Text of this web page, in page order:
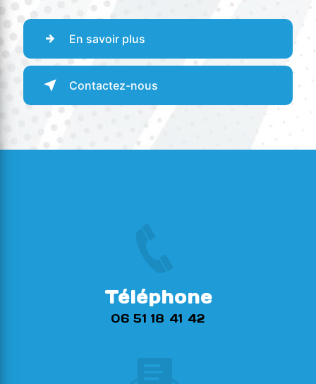
En savoir plus
Contactez-nous
Téléphone
06 51 18 41 42